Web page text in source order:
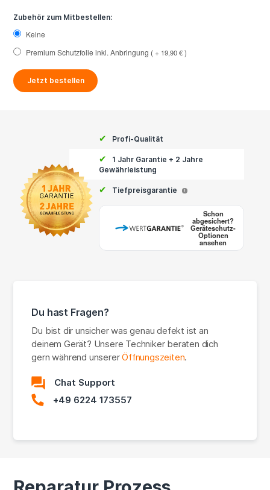
Zubehör zum Mitbestellen:
Keine
Premium Schutzfolie inkl. Anbringung
+ 19,90 €
Jetzt bestellen
✔ Profi-Qualität
✔
1 Jahr Garantie + 2 Jahre
Gewährleistung
✔ Tiefpreisgarantie i
Schon
abgesichert?
Geräteschutz-
Optionen
ansehen
Du hast Fragen?
Du bist dir unsicher was genau defekt ist an
deinem Gerät? Unsere Techniker beraten dich
gern während unsererÖffnungszeiten.
Chat Support
+49 6224 173557